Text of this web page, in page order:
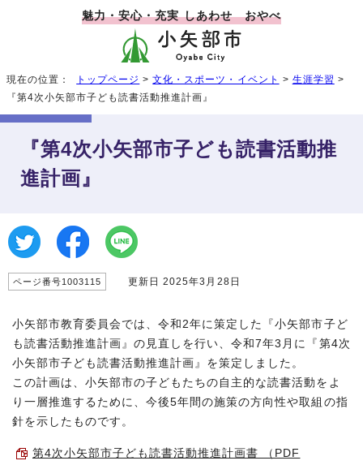
魅力・安心・充実 しあわせ おやべ
現在の位置： トップページ >文化・スポーツ・イベント > 生涯学習 >
『第4次小矢部市子ども読書活動推進計画』
『第4次小矢部市子ども読書活動推
進計画』
ページ番号1003115 更新日 2025年3月28日
小矢部市教育委員会では、令和2年に策定した『小矢部市子ど
も読書活動推進計画』の見直しを行い、令和7年3月に『第4次
小矢部市子ども読書活動推進計画』を策定しました。
この計画は、小矢部市の子どもたちの自主的な読書活動をよ
り一層推進するために、今後5年間の施策の方向性や取組の指
針を示したものです。
第4次小矢部市子ども読書活動推進計画書 （PDF